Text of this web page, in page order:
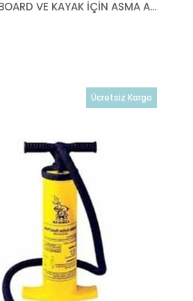
AIRHEAD BOARD VE KAYAK İÇİN ASMA ASKISI
Ücretsiz Kargo